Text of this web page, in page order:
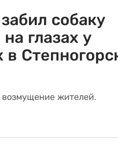
собаку
глазах у
жителей.